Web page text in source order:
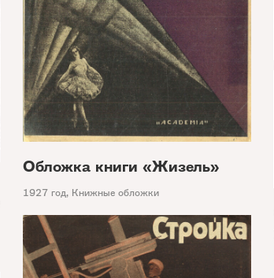
Обложка книги «Жизель»
1927 год, Книжные обложки